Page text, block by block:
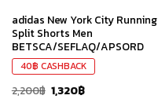
adidas New York City Running
Split Shorts Men
BETSCA/SEFLAQ/APSORD
40฿ CASHBACK
2,200฿ 1,320฿